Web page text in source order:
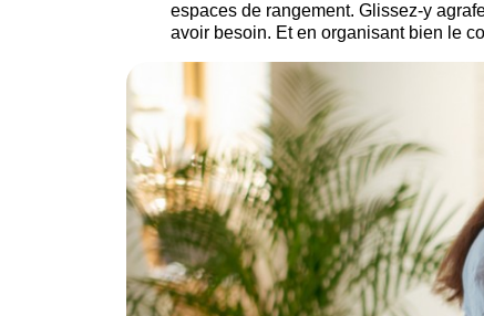
espaces de rangement. Glissez-y
avoir besoin. Et en organisant bien le